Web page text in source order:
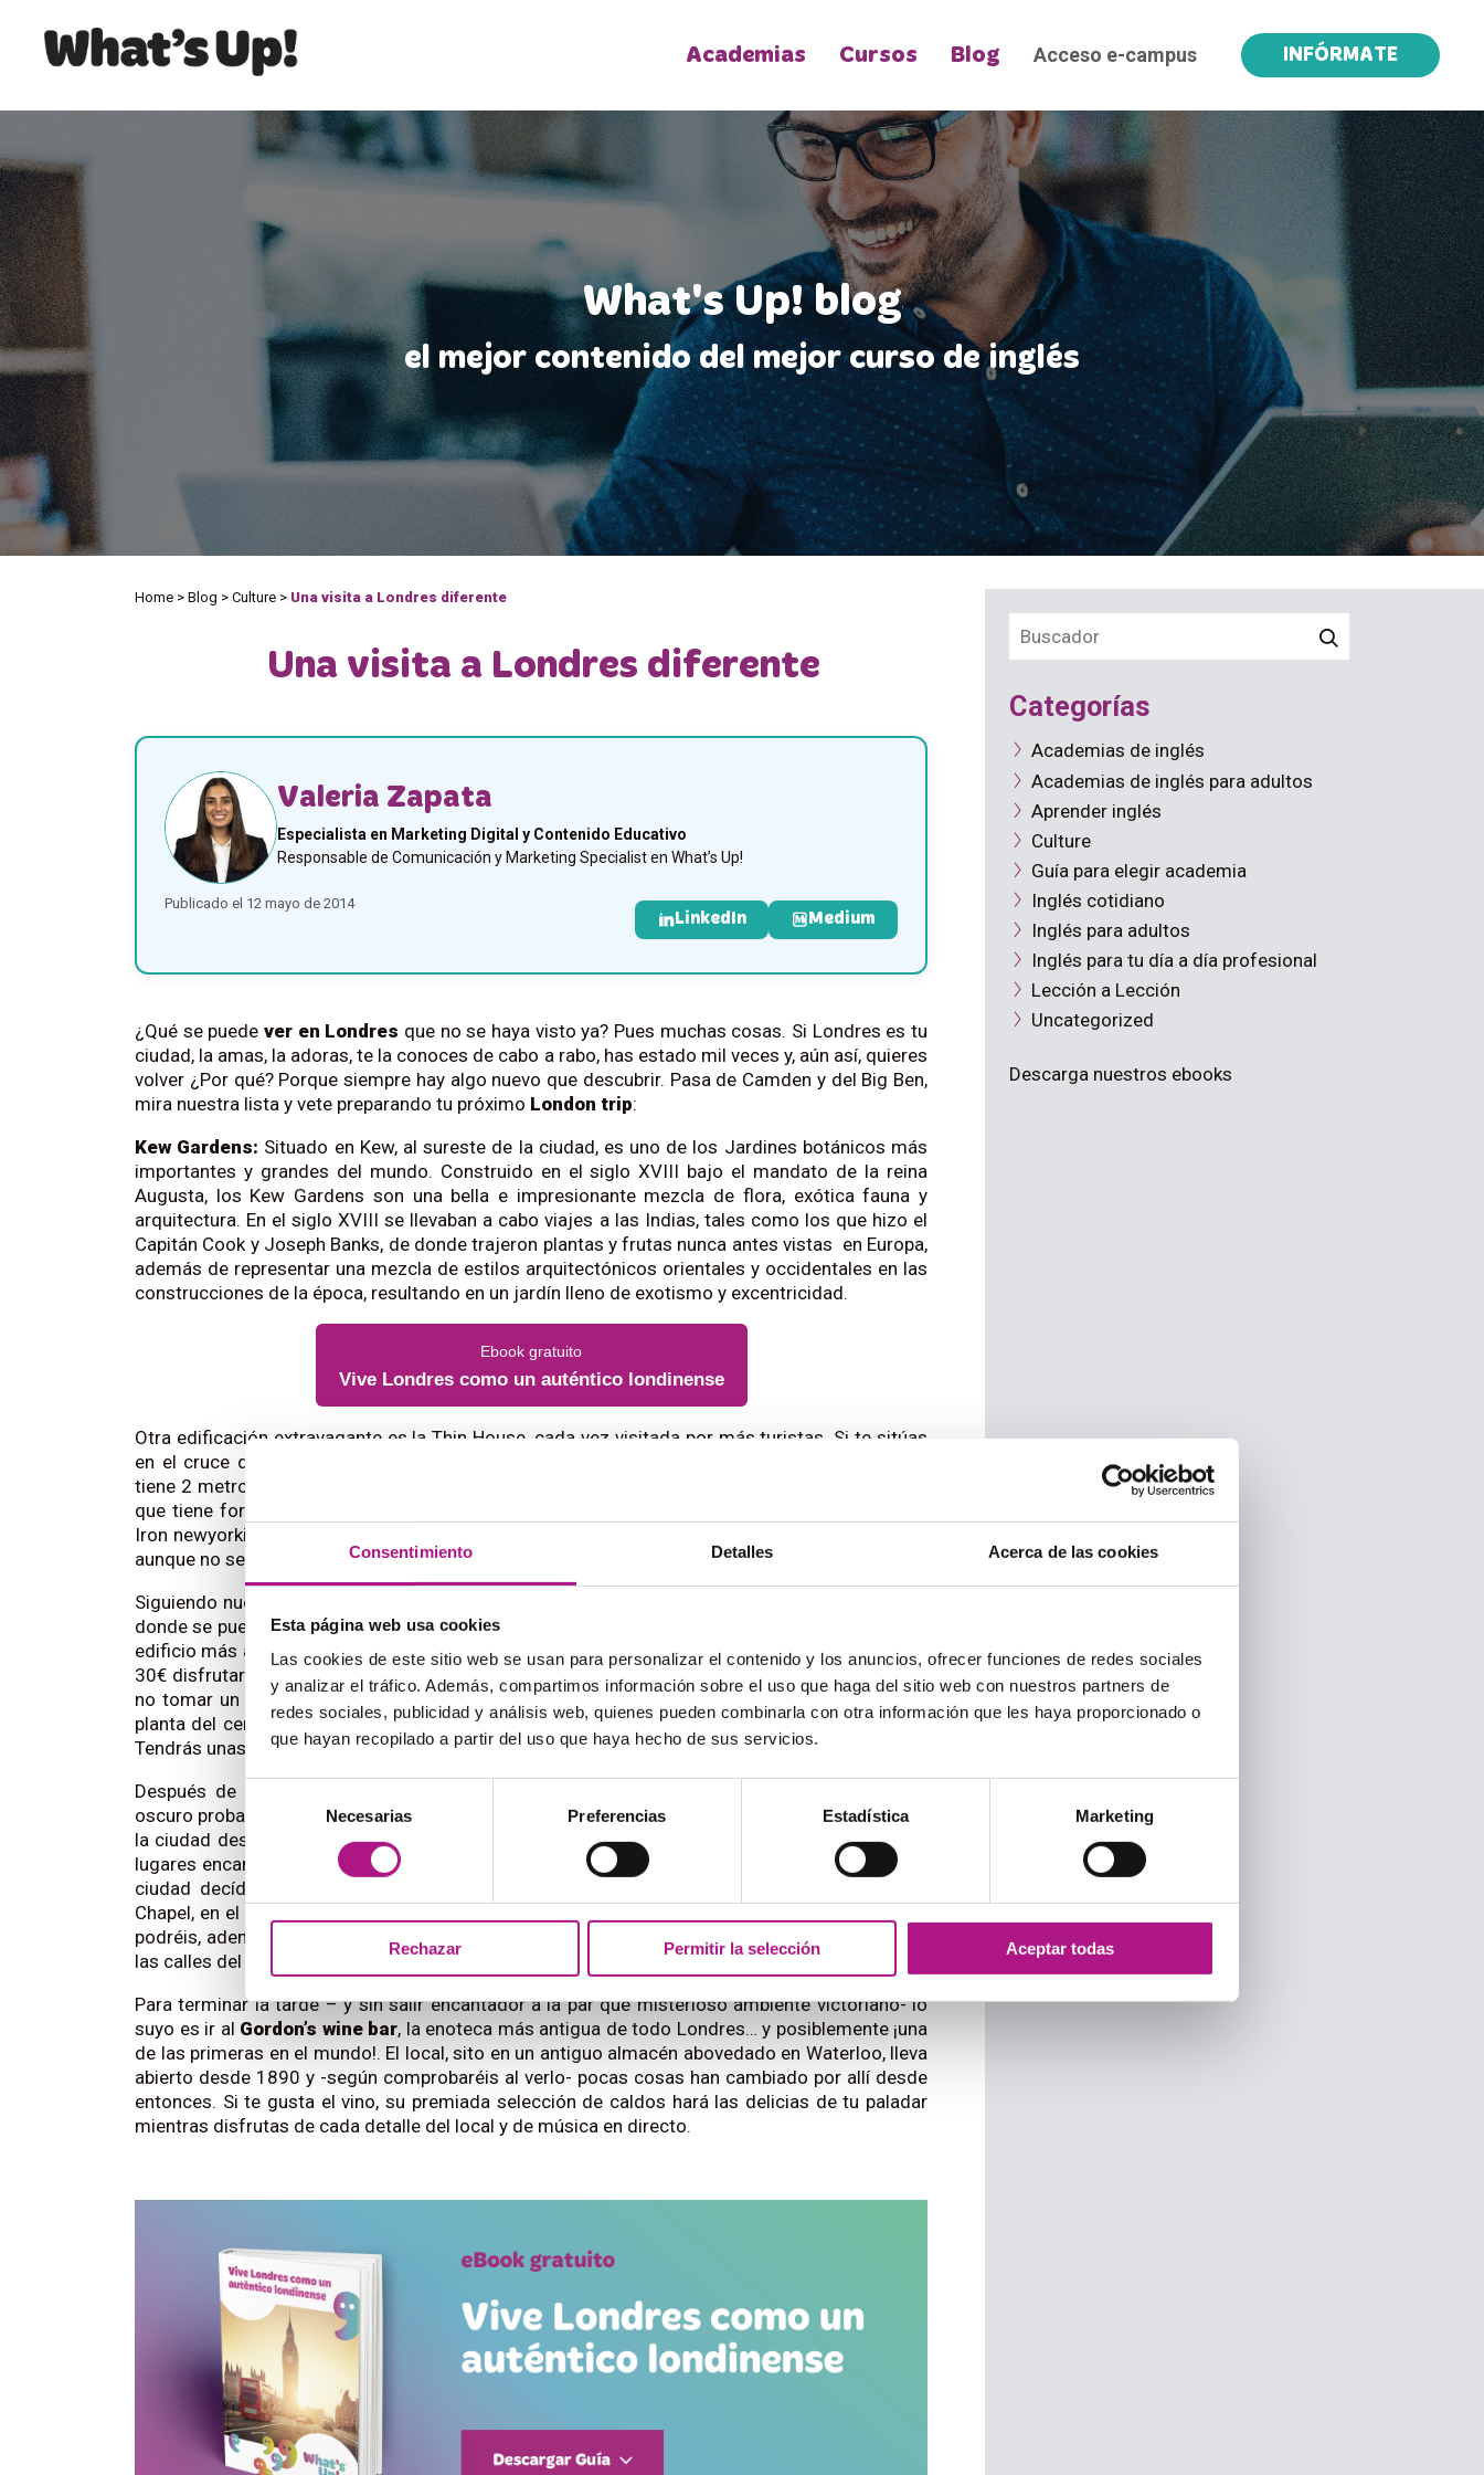
Consentimiento Detalles Acerca de las cookies
Esta página web usa cookies
Las cookies de este sitio web se usan para personalizar el contenido y los anuncios, ofrecer funciones de redes sociales
y analizar el tráfico. Además, compartimos información sobre el uso que haga del sitio web con nuestros partners de
redes sociales, publicidad y análisis web, quienes pueden combinarla con otra información que les haya proporcionado o
que hayan recopilado a partir del uso que haya hecho de sus servicios.
consentimiento
Necesarias Preferencias Estadística Marketing
Rechazar Permitir la selección Aceptar todas
Academias Cursos Blog Acceso e-campus INFÓRMATE
What's Up! blog
el mejor contenido del mejor curso de inglés
Home > Blog > Culture > Una visita a Londres diferente
Una visita a Londres diferente
Valeria Zapata
Especialista en Marketing Digital y Contenido Educativo
Responsable de Comunicación y Marketing Specialist en What’s Up!
Publicado el 12 mayo de 2014
LinkedIn Medium
¿Qué se puede ver en Londres que no se haya visto ya? Pues muchas cosas. Si Londres es tu
ciudad, la amas, la adoras, te la conoces de cabo a rabo, has estado mil veces y, aún así, quieres
volver ¿Por qué? Porque siempre hay algo nuevo que descubrir. Pasa de Camden y del Big Ben,
mira nuestra lista y vete preparando tu próximo London trip:
Kew Gardens: Situado en Kew, al sureste de la ciudad, es uno de los Jardines botánicos más
importantes y grandes del mundo. Construido en el siglo XVIII bajo el mandato de la reina
Augusta, los Kew Gardens son una bella e impresionante mezcla de flora, exótica fauna y
arquitectura. En el siglo XVIII se llevaban a cabo viajes a las Indias, tales como los que hizo el
Capitán Cook y Joseph Banks, de donde trajeron plantas y frutas nunca antes vistas en Europa,
además de representar una mezcla de estilos arquitectónicos orientales y occidentales en las
construcciones de la época, resultando en un jardín lleno de exotismo y excentricidad.
Ebook gratuito
Vive Londres como un auténtico londinense
Otra edificación extravagante es la Thin House, cada vez visitada por más turistas. Si te sitúas
en el cruce de South Terrace y Thurloe Square en Knightsbridge, verás que la casa nº5 sólo
tiene 2 metros de ancho si la miras desde el oeste, aunque en realidad es un efecto óptico, ya
que tiene forma triangular y se ensancha hasta llegar a los 10 metros, como el famoso Flat
Iron newyorkino. La singular forma de la Thin House se debe a la línea ferroviaria adyacente….
aunque no se sabe seguro qué llegó primero, si la casa o el tren…
Siguiendo nuestro paseo por la ciudad, en Londres podemos encontrar diversos lugares desde
donde se pueden conseguir impresionantes vistas tales como The London Eye o
edificio más alto de Europa occidental y una nueva maravilla arquitectónica que sólo te costará
30€ disfrutar- pero si no quieres dejar el bolsillo temblando por unas vistas fugaces, ¿por qué
no tomar un cóctel y hacer un brindis en el Madison bar?. Este bar y restaurante, en la última
planta del centro comercial One New Change, está justo enfrente de la catedral de San Pablo.
Tendrás unas vistas privilegiadas y lo único que pagarás ¡será lo que tomes!
Después de embelesarse con las increíbles vistas desde el Madison toca pasarse al lado
oscuro probando uno de los abundantes Ghost walks que se ofrecen y que os llevarán por toda
la ciudad descubriendo las aterradoras historias de brujas y fantasmas que aún habitan esos
lugares encantados. Y si te gusta indagar en la historia más estremecedora y sangrienta de la
ciudad decídete a probar el tour de Jack the Ripper sumergiéndoos en el barrio de White
Chapel, en el que el famoso asesino en serie acabó con la vida de todas sus víctimas y donde
podréis, además,
sentiros como en la época victoriana
si pasáis por Fournier street, una de
las calles del S. XVIII mejor conservadas de todo Londres.
Para terminar la tarde – y sin salir encantador a la par que misterioso ambiente victoriano- lo
suyo es ir al Gordon’s wine bar, la enoteca más antigua de todo Londres… y posiblemente ¡una
de las primeras en el mundo!. El local, sito en un antiguo almacén abovedado en Waterloo, lleva
abierto desde 1890 y -según comprobaréis al verlo- pocas cosas han cambiado por allí desde
entonces. Si te gusta el vino, su premiada selección de caldos hará las delicias de tu paladar
mientras disfrutas de cada detalle del local y de música en directo.
Categorías
Academias de inglés
Academias de inglés para adultos
Aprender inglés
Culture
Guía para elegir academia
Inglés cotidiano
Inglés para adultos
Inglés para tu día a día profesional
Lección a Lección
Uncategorized
Descarga nuestros ebooks